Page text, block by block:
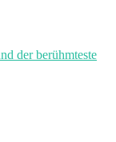
der berühmteste